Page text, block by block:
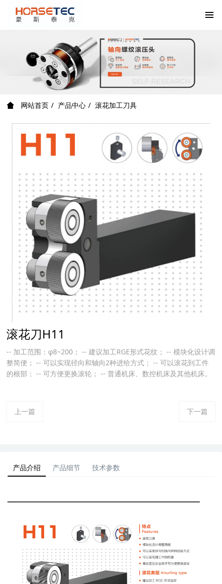
网站首页 产品中心 滚花加工刀具
滚花刀H11
-- 加工范围：φ8~200； -- 建议加工RGE形式花纹； -- 模块化设计调
整简便； -- 可以实现径向和轴向2种进给方式； -- 可以滚花到工件
的根部； -- 可方便更换滚轮； -- 普通机床、数控机床及其他机床。
上一篇 下一篇
产品介绍 产品细节 技术参数